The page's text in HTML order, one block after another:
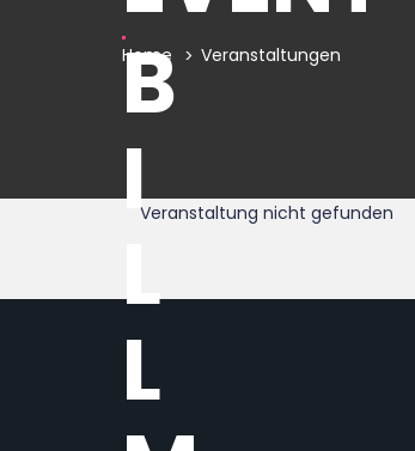
B
I
L
L
Home Veranstaltungen
Veranstaltung nicht gefunden